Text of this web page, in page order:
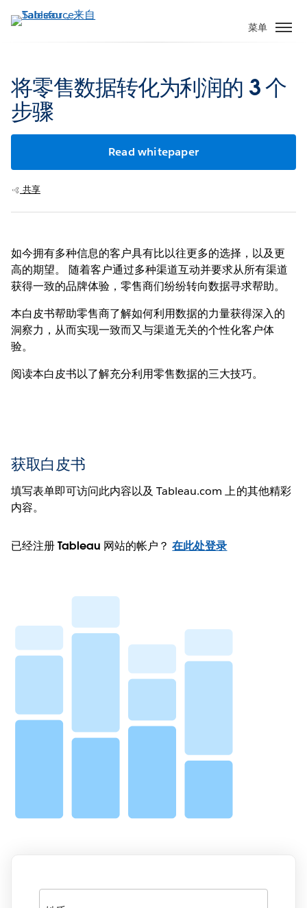
转
内
菜单
将零售数据转化为利润的 3 个
步骤
Read whitepaper
共享
如今拥有多种信息的客户具有比以往更多的选择，以及更
高的期望。 随着客户通过多种渠道互动并要求从所有渠道
获得一致的品牌体验，零售商们纷纷转向数据寻求帮助。
本白皮书帮助零售商了解如何利用数据的力量获得深入的
洞察力，从而实现一致而又与渠道无关的个性化客户体
验。
阅读本白皮书以了解充分利用零售数据的三大技巧。
获取白皮书
填写表单即可访问此内容以及 Tableau.com 上的其他精彩
内容。
已经注册 Tableau 网站的帐户？在此处登录